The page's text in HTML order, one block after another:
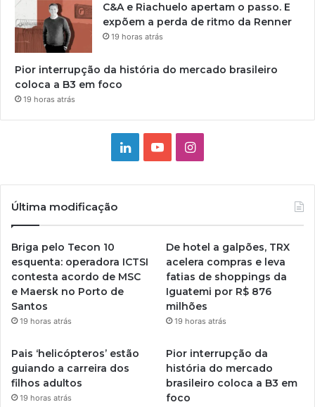
C&A e Riachuelo apertam o passo. E
expõem a perda de ritmo da Renner
19 horas atrás
Pior interrupção da história do mercado brasileiro
coloca a B3 em foco
19 horas atrás
LinkedinYouTubeInstagram
Última modificação
Briga pelo Tecon 10
esquenta: operadora ICTSI
contesta acordo de MSC
e Maersk no Porto de
Santos
19 horas atrás
De hotel a galpões, TRX
acelera compras e leva
fatias de shoppings da
Iguatemi por R$ 876
milhões
19 horas atrás
Pais ‘helicópteros’ estão
guiando a carreira dos
filhos adultos
19 horas atrás
Pior interrupção da
história do mercado
brasileiro coloca a B3 em
foco